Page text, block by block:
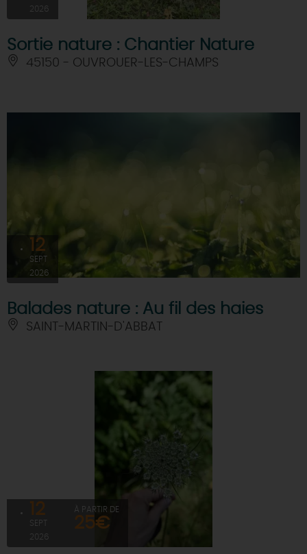
2026
Sortie nature : Chantier Nature
45150 - OUVROUER-LES-CHAMPS
12
SEPT
2026
Balades nature : Au fil des haies
SAINT-MARTIN-D'ABBAT
12
SEPT
2026
À PARTIR DE
25€